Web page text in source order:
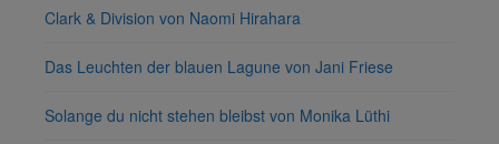
Clark & Division von Naomi Hirahara
Das Leuchten der blauen Lagune von Jani Friese
Solange du nicht stehen bleibst von Monika Lüthi